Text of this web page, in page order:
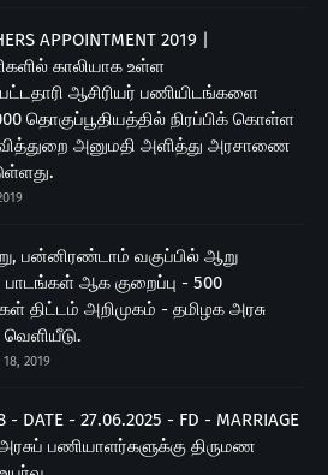
APPOINTMENT 2019 |
காலியாக உள்ள
ஆசிரியர் பணியிடங்களை
தொகுப்பூதியத்தில் நிரப்பிக் கொள்ள
அனுமதி அளித்து அரசாணை
பன்னிரண்டாம் வகுப்பில் ஆறு
ஆக குறைப்பு - 500
திட்டம் அறிமுகம் - தமிழக அரசு
2019
- DATE - 27.06.2025 - FD - MARRIAGE
அரசுப் பணியாளர்களுக்கு திருமண